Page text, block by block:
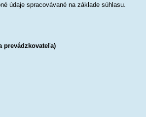
údaje spracovávané na základe súhlasu.
prevádzkovateľa)